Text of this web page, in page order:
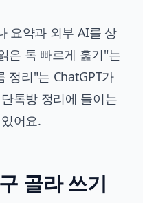
요약과 외부 AI를 상
은 톡 빠르게 훑기"는
정리"는 ChatGPT가
톡방 정리에 들이는
어요.
골라 쓰기